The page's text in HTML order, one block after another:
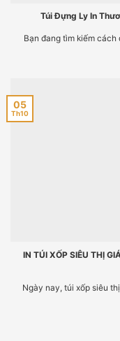
Túi Đựng Ly In
Bạn đang tìm kiếm cách
IN TÚI XỐP SIÊU THỊ
Ngày nay, túi xốp siêu
05
Th10